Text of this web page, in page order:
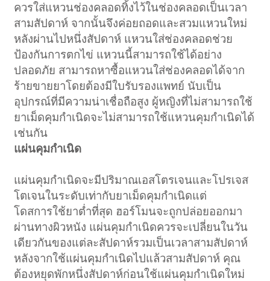
ควรใส่แหวนช่องคลอดทิ้งไว้ในช่องคลอดเป็นเวลา
สามสัปดาห์ จากนั้นจึงค่อยถอดและสวมแหวนใหม่
หลังผ่านไปหนึ่งสัปดาห์ แหวนใส่ช่องคลอดช่วย
ป้องกันการตกไข่ แหวนนี้สามารถใช้ได้อย่าง
ปลอดภัย สามารถหาซื้อแหวนใส่ช่องคลอดได้จาก
ร้ายขายยาโดยต้องมีใบรับรองแพทย์ นับเป็น
อุปกรณ์ที่มีความน่าเชื่อถือสูง ผู้หญิงที่ไม่สามารถใช้
ยาเม็ดคุมกำเนิดจะไม่สามารถใช้แหวนคุมกำเนิดได้
เช่นกัน
แผ่นคุมกำเนิด
แผ่นคุมกำเนิดจะมีปริมาณเอสโตรเจนและโปรเจส
โตเจนในระดับเท่ากับยาเม็ดคุมกำเนิดแต่
โดสการใช้ยาต่ำที่สุด ฮอร์โมนจะถูกปล่อยออกมา
ผ่านทางผิวหนัง แผ่นคุมกำเนิดควรจะเปลี่ยนในวัน
เดียวกันของแต่ละสัปดาห์รวมเป็นเวลาสามสัปดาห์
หลังจากใช้แผ่นคุมกำเนิดไปแล้วสามสัปดาห์ คุณ
ต้องหยุดพักหนึ่งสัปดาห์ก่อนใช้แผ่นคุมกำเนิดใหม่